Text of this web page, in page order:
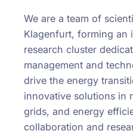
We are a team of
Klagenfurt, forming an
research cluster
management and
drive the energy
innovative solutions in
grids, and energy
collaboration and